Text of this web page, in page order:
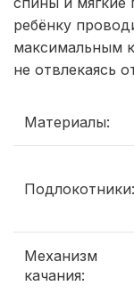
ребёнку
максимальным
не отвлекаясь
Материалы:
Подлокотники:
Механизм
качания: